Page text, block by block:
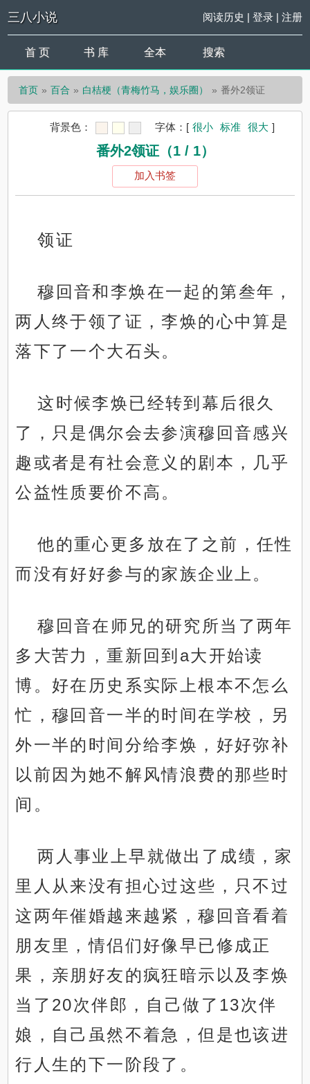
三八小说 阅读历史 | 登录| 注册
首 页 书 库 全本 搜索
首页 百合 白桔梗（青梅竹马，娱乐圈） 番外2领证
背景色： 字体： [ 很小 标准 很大 ]
番外2领证（1 / 1）
加入书签
领证
穆回音和李焕在一起的第叁年，
两人终于领了证，李焕的心中算是
落下了一个大石头。
这时候李焕已经转到幕后很久
了，只是偶尔会去参演穆回音感兴
趣或者是有社会意义的剧本，几乎
公益性质要价不高。
他的重心更多放在了之前，任性
而没有好好参与的家族企业上。
穆回音在师兄的研究所当了两年
多大苦力，重新回到a大开始读
博。好在历史系实际上根本不怎么
忙，穆回音一半的时间在学校，另
外一半的时间分给李焕，好好弥补
以前因为她不解风情浪费的那些时
间。
两人事业上早就做出了成绩，家
里人从来没有担心过这些，只不过
这两年催婚越来越紧，穆回音看着
朋友里，情侣们好像早已修成正
果，亲朋好友的疯狂暗示以及李焕
当了20次伴郎，自己做了13次伴
娘，自己虽然不着急，但是也该进
行人生的下一阶段了。